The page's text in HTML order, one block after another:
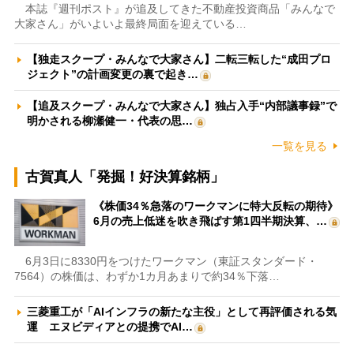
本誌『週刊ポスト』が追及してきた不動産投資商品「みんなで
大家さん」がいよいよ最終局面を迎えている…
【独走スクープ・みんなで大家さん】二転三転した“成田プロ
ジェクト”の計画変更の裏で起き…
【追及スクープ・みんなで大家さん】独占入手“内部議事録”で
明かされる柳瀬健一・代表の思…
一覧を見る
古賀真人「発掘！好決算銘柄」
《株価34％急落のワークマンに特大反転の期待》
6月の売上低迷を吹き飛ばす第1四半期決算、…
6月3日に8330円をつけたワークマン（東証スタンダード・
7564）の株価は、わずか1カ月あまりで約34％下落…
三菱重工が「AIインフラの新たな主役」として再評価される気
運 エヌビディアとの提携でAI…